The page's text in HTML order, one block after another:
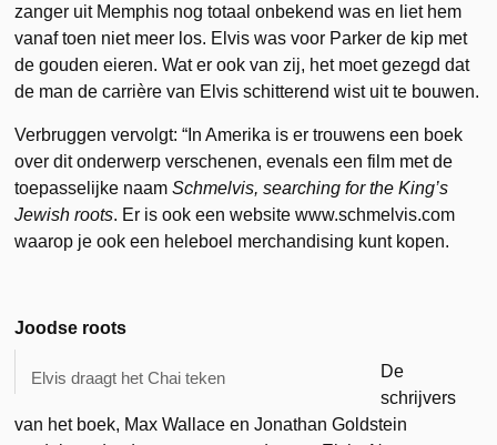
zanger uit Memphis nog totaal onbekend was en liet hem
vanaf toen niet meer los. Elvis was voor Parker de kip met
de gouden eieren. Wat er ook van zij, het moet gezegd dat
de man de carrière van Elvis schitterend wist uit te bouwen.
Verbruggen vervolgt: “In Amerika is er trouwens een boek
over dit onderwerp verschenen, evenals een film met de
toepasselijke naamSchmelvis, searching for the King’s
Jewish roots. Er is ook een website www.schmelvis.com
waarop je ook een heleboel merchandising kunt kopen.
Joodse roots
Elvis draagt het Chai teken
De
schrijvers
van het boek, Max Wallace en Jonathan Goldstein